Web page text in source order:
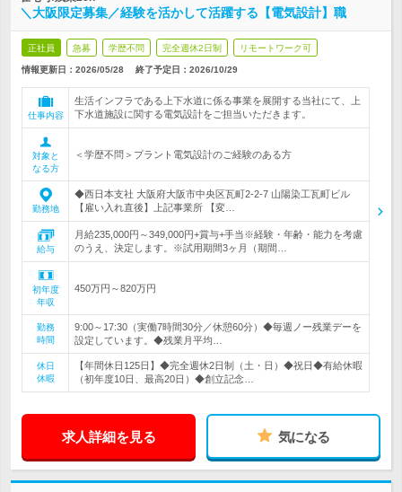
＼大阪限定募集／経験を活かして活躍する【電気設計】職
正社員 急募 学歴不問 完全週休2日制 リモートワーク可
情報更新日：2026/05/28 終了予定日： 2026/10/29
仕事内容
生活インフラである上下水道に係る事業を展開する当社にて、上
下水道施設に関する電気設計をご担当いただきます。
対象と
なる方
＜学歴不問＞プラント電気設計のご経験のある方
勤務地
◆西日本支社 大阪府大阪市中央区瓦町2-2-7 山陽染工瓦町ビル
【雇い入れ直後】上記事業所 【変…
給与
月給235,000円～349,000円+賞与+手当※経験・年齢・能力を考慮
のうえ、決定します。※試用期間3ヶ月（期間…
初年度
年収
450万円～820万円
勤務
時間
9:00～17:30（実働7時間30分／休憩60分）◆毎週ノー残業デーを
設定しています。◆残業月平均…
休日
休暇
【年間休日125日】◆完全週休2日制（土・日）◆祝日◆有給休暇
（初年度10日、最高20日）◆創立記念…
求人詳細を見る 気になる